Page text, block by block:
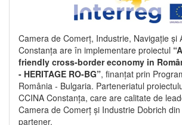
Camera de Comerț, Industrie, Navigație și
Constanța are în implementare proiectul
friendly cross-border economy in
- HERITAGE RO-BG”, finanțat prin
România - Bulgaria. Parteneriatul
CCINA Constanța, care are calitate de
Camera de Comerț și Industrie Dobrich
partener.